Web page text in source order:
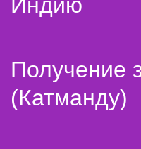
Получение
(Катманду)